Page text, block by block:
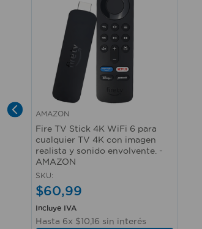
AMAZON
Fire TV Stick 4K WiFi 6 para
cualquier TV 4K con imagen
realista y sonido envolvente. -
AMAZON
SKU:
$60,99
Incluye IVA
Hasta 6x $10,16 sin interés